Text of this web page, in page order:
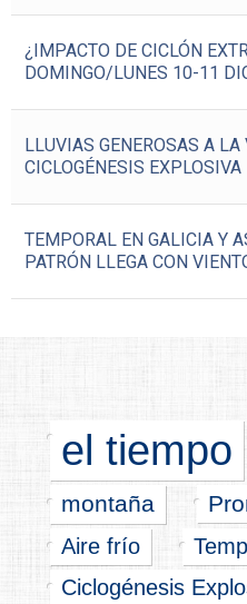
¿IMPACTO DE CICLÓN
DOMINGO/LUNES 10-11
LLUVIAS GENEROSAS A
CICLOGÉNESIS EXPLOSIVA
TEMPORAL EN GALICIA Y
PATRÓN LLEGA CON
el tiempo
montaña
Aire frío
Ciclogénesis